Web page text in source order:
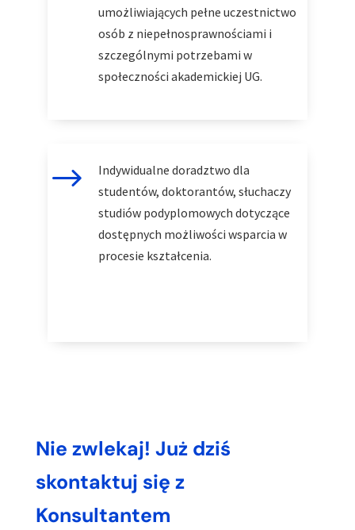
umożliwiających pełne uczestnictwo
osób z niepełnosprawnościami i
szczególnymi potrzebami w
społeczności akademickiej UG.
$
Indywidualne doradztwo dla
studentów, doktorantów, słuchaczy
studiów podyplomowych dotyczące
dostępnych możliwości wsparcia w
procesie kształcenia.
Nie zwlekaj! Już dziś
skontaktuj się z
Konsultantem